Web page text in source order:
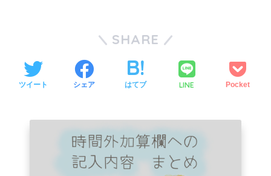
SHARE
ツイート シェア はてブ LINE Pocket